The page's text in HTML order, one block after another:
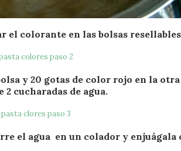
el colorante en las bolsas resellables
y 20 gotas de color rojo en la
2 cucharadas de agua.
el agua en un colador y enjuágala